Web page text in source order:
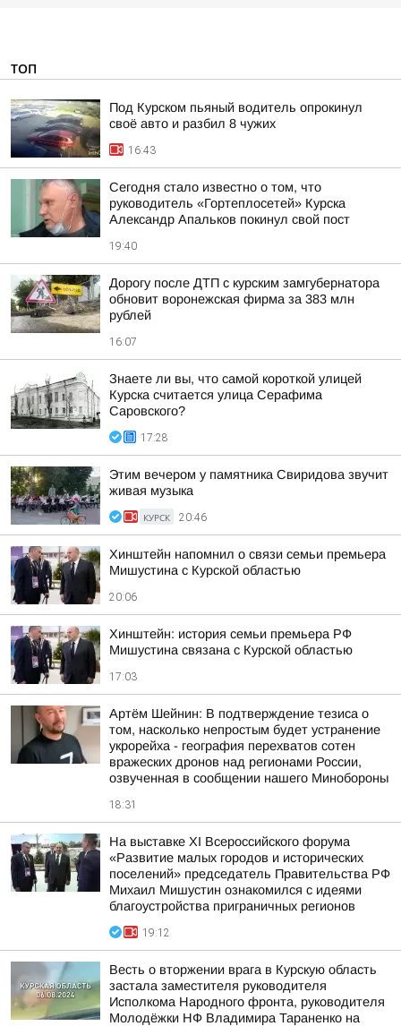
ТОП
Под Курском пьяный водитель опрокинул
своё авто и разбил 8 чужих
16:43
Сегодня стало известно о том, что
руководитель «Гортеплосетей» Курска
Александр Апальков покинул свой пост
19:40
Дорогу после ДТП с курским замгубернатора
обновит воронежская фирма за 383 млн
рублей
16:07
Знаете ли вы, что самой короткой улицей
Курска считается улица Серафима
Саровского?
17:28
Этим вечером у памятника Свиридова звучит
живая музыка
КУРСК 20:46
Хинштейн напомнил о связи семьи премьера
Мишустина с Курской областью
20:06
Хинштейн: история семьи премьера РФ
Мишустина связана с Курской областью
17:03
Артём Шейнин: В подтверждение тезиса о
том, насколько непростым будет устранение
укрорейха - география перехватов сотен
вражеских дронов над регионами России,
озвученная в сообщении нашего Минобороны
18:31
На выставке XI Всероссийского форума
«Развитие малых городов и исторических
поселений» председатель Правительства РФ
Михаил Мишустин ознакомился с идеями
благоустройства приграничных регионов
19:12
Весть о вторжении врага в Курскую область
застала заместителя руководителя
Исполкома Народного фронта, руководителя
Молодёжки НФ Владимира Тараненко на